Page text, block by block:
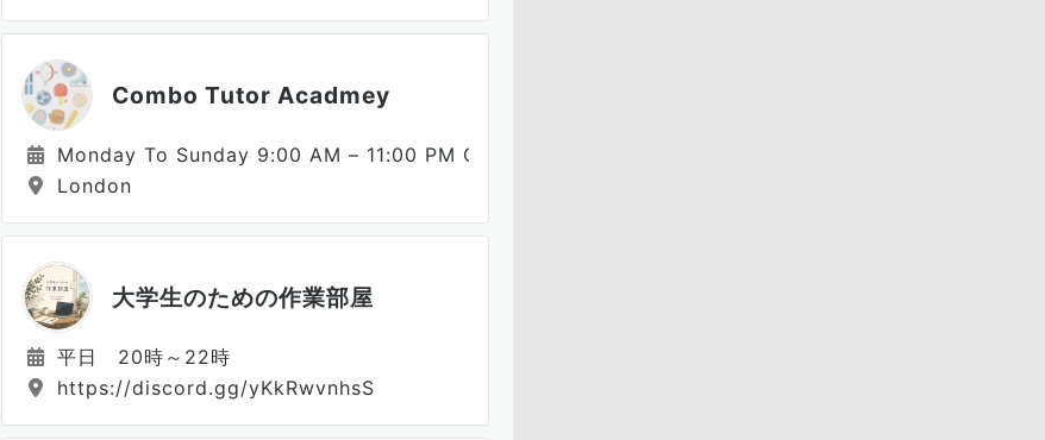
Combo Tutor Acadmey
Monday To Sunday 9:00 AM – 11:00 PM GMT
London
大学生のための作業部屋
平日 20時～22時
https://discord.gg/yKkRwvnhsS